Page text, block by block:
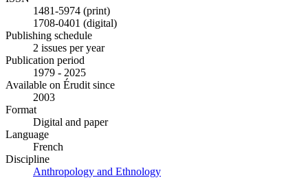
1481-5974 (print)
1708-0401 (digital)
Publishing schedule
2 issues per year
Publication period
1979 - 2025
Available on Érudit since
2003
Format
Digital and paper
Language
French
Discipline
Anthropology and Ethnology